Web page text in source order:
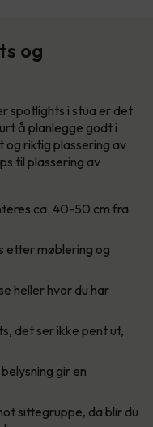
og
spotlights i stua er det
å planlegge godt i
riktig plassering av
til plassering av
ca. 40-50 cm fra
etter møblering og
heller hvor du har
det ser ikke pent ut,
gir en
sittegruppe, da blir du